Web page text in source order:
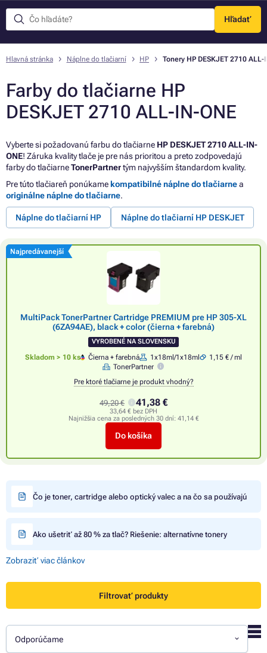
Hľadať
Menu
Hlavná stránka Náplne do tlačiarní HP Tonery HP DESKJET 2710 ALL-
Farby do tlačiarne HP
DESKJET 2710 ALL-IN-ONE
Vyberte si požadovanú farbu do tlačiarne HP DESKJET 2710 ALL-IN-
ONE! Záruka kvality tlače je pre nás prioritou a preto zodpovedajú
farby do tlačiarneTonerPartnertým najvyšším štandardom kvality.
Pre túto tlačiareň ponúkame kompatibilné náplne do tlačiarnea
originálne náplne do tlačiarne.
Náplne do tlačiarní HP Náplne do tlačiarní HP DESKJET
Najpredávanejší
MultiPack TonerPartner Cartridge PREMIUM pre HP 305-XL
(6ZA94AE), black + color (čierna + farebná)
VYROBENÉ NA SLOVENSKU
Skladom > 10 ks Čierna + farebná 1x18ml/1x18ml
1,15 € / ml
TonerPartner
Pre ktoré tlačiarne je produkt vhodný?
49,20 € 41,38 €
33,64 € bez DPH
Najnižšia cena za posledných 30 dní: 41,14 €
Do košíka
Čo je toner, cartridge alebo optický valec a na čo sa používajú
Ako ušetriť až 80 % za tlač? Riešenie: alternatívne tonery
Zobraziť viac článkov
Filtrovať produkty
Odporúčame